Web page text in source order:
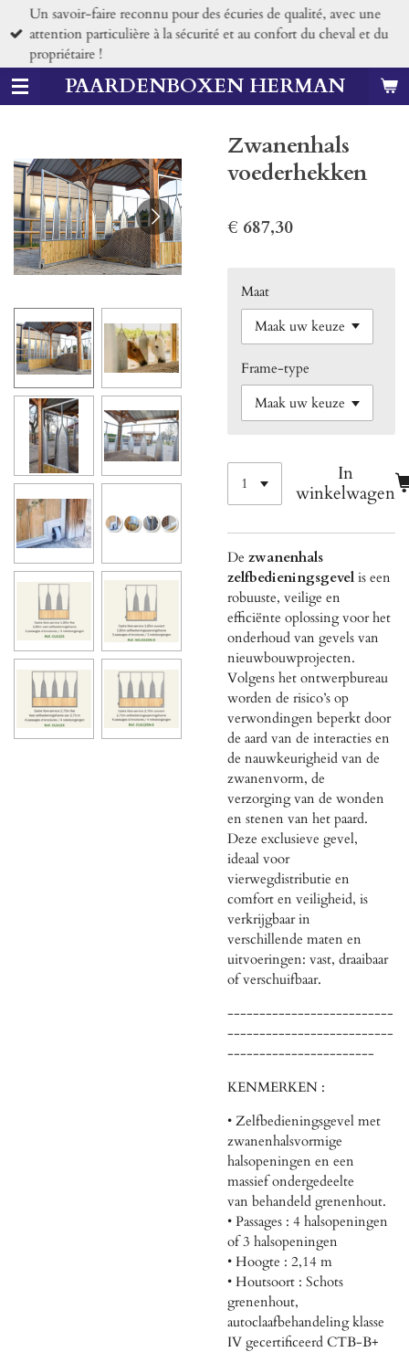
direct
naar
de
hoofdinhoudPAARDENBOXEN HERMAN
Un savoir-faire reconnu pour des écuries de qualité, avec une
attention particulière à la sécurité et au confort du cheval et du
propriétaire !
Zwanenhals
voederhekken
€ 687,30
Maat
Frame-type
In
winkelwagen
De zwanenhals
zelfbedieningsgevel is een
robuuste, veilige en
efficiënte oplossing voor het
onderhoud van gevels van
nieuwbouwprojecten.
Volgens het ontwerpbureau
worden de risico’s op
verwondingen beperkt door
de aard van de interacties en
de nauwkeurigheid van de
zwanenvorm, de
verzorging van de wonden
en stenen van het paard.
Deze exclusieve gevel,
ideaal voor
vierwegdistributie en
comfort en veiligheid, is
verkrijgbaar in
verschillende maten en
uitvoeringen: vast, draaibaar
of verschuifbaar.
--------------------------
--------------------------
-----------------------
KENMERKEN :
• Zelfbedieningsgevel met
zwanenhalsvormige
halsopeningen en een
massief ondergedeelte
van behandeld grenenhout.
• Passages : 4 halsopeningen
of 3 halsopeningen
• Hoogte : 2,14 m
• Houtsoort : Schots
grenenhout,
autoclaafbehandeling klasse
IV gecertificeerd CTB-B+